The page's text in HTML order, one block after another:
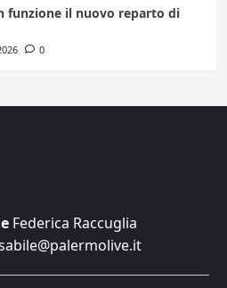
funzione il nuovo reparto di
0
Federica Raccuglia